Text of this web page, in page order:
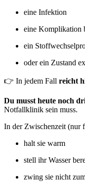
eine Infektion
eine Komplikation
ein
oder ein Zustand
👉 In jedem Fall reicht
Du musst heute noch
Notfallklinik sein muss.
In der Zwischenzeit (nur
halt sie warm
stell ihr Wasser
zwing sie nicht